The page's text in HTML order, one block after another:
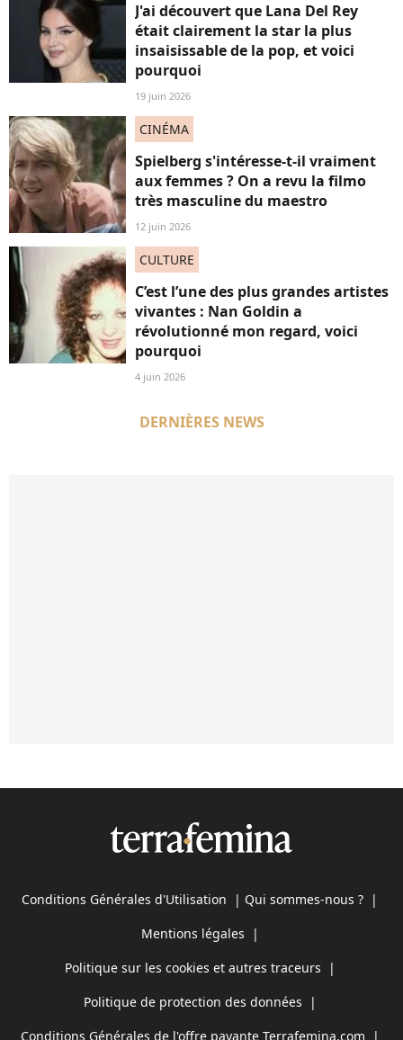
J'ai découvert que Lana Del Rey
était clairement la star la plus
insaisissable de la pop, et voici
pourquoi
19 juin 2026
CINÉMA
Spielberg s'intéresse-t-il vraiment
aux femmes ? On a revu la filmo
très masculine du maestro
12 juin 2026
CULTURE
C’est l’une des plus grandes artistes
vivantes : Nan Goldin a
révolutionné mon regard, voici
pourquoi
4 juin 2026
DERNIÈRES NEWS
Conditions Générales d'Utilisation | Qui sommes-nous ? |
Mentions légales |
Politique sur les cookies et autres traceurs |
Politique de protection des données |
Conditions Générales de l'offre payante Terrafemina.com |